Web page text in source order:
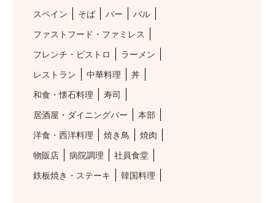
スペイン
そば バー
バル
ファストフード・ファミレス
フレンチ・ビストロ
ラーメン
レストラン
中華料理
丼
和食・懐石料理
寿司
居酒屋・ダイニングバー
本部
洋食・西洋料理
焼き鳥
焼肉
物販店
病院調理
社員食堂
鉄板焼き・ステーキ
韓国料理